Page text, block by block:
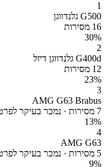
1
G500 גלנדווגן
16 מסירות
30%
2
G400d גלנדווגן דיזל
12 מסירות
23%
3
AMG G63 Brabus
7 מסירות · נמכר בעיקר לפרטיים
13%
4
AMG G63
5 מסירות · נמכר בעיקר לפרטיים
9%